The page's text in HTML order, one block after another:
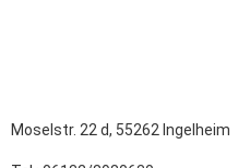
Moselstr. 22 d, 55262 Ingelheim